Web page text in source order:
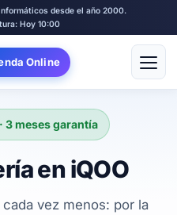
desde el año 2000.
Hoy 10:00
Online Abrir
3 meses garantía
en iQOO
vez menos: por la